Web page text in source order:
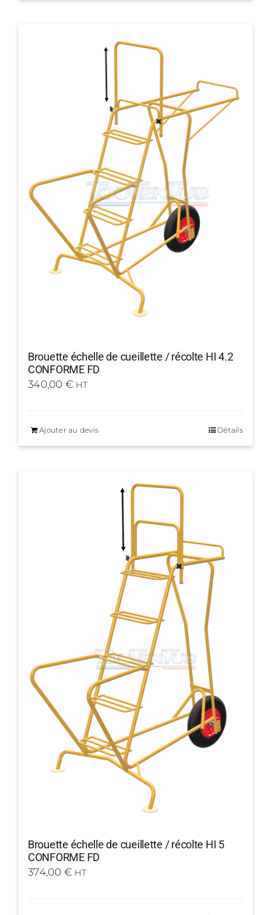
Brouette échelle de cueillette / récolte HI 4.2
CONFORME FD
340,00 € HT
Ajouter au devis Détails
Brouette échelle de cueillette / récolte HI 5
CONFORME FD
374,00 € HT